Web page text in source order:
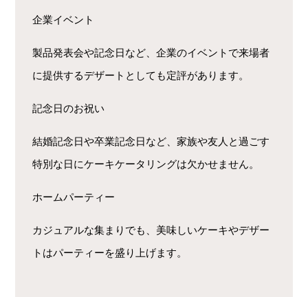
企業イベント
製品発表会や記念日など、企業のイベントで来場者
に提供するデザートとしても定評があります。
記念日のお祝い
結婚記念日や卒業記念日など、家族や友人と過ごす
特別な日にケーキケータリングは欠かせません。
ホームパーティー
カジュアルな集まりでも、美味しいケーキやデザー
トはパーティーを盛り上げます。